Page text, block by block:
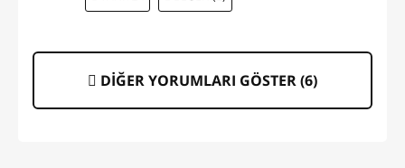
DİĞER YORUMLARI GÖSTER (6)